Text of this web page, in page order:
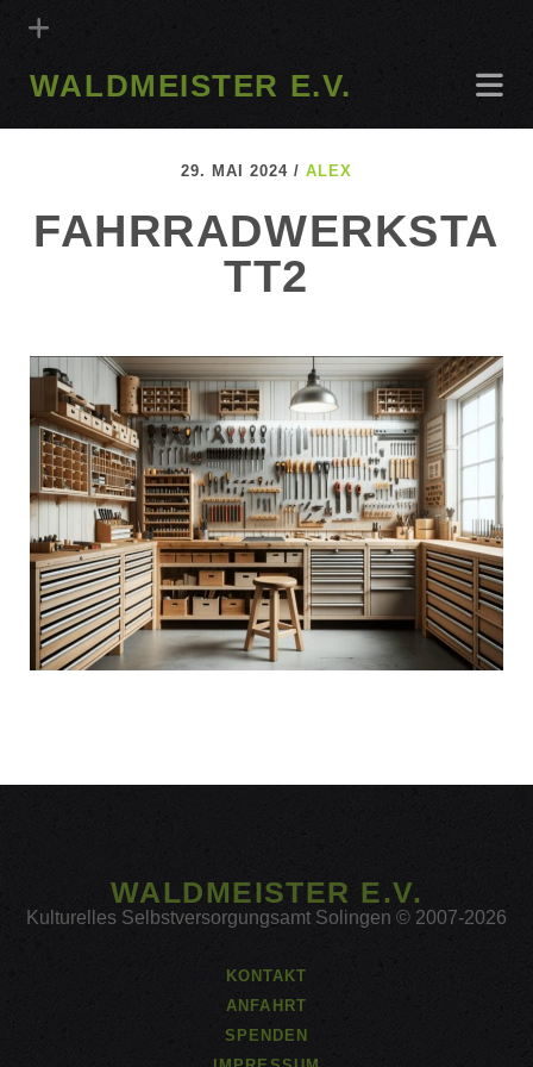
WALDMEISTER E.V.
29. MAI 2024 /ALEX
FAHRRADWERKSTA
TT2
WALDMEISTER E.V.
Kulturelles Selbstversorgungsamt Solingen © 2007-2026
KONTAKT
ANFAHRT
SPENDEN